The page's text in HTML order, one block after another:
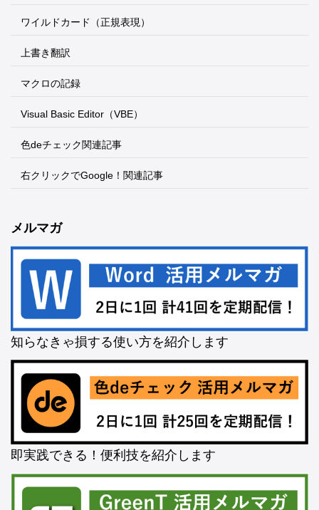
ワイルドカード（正規表現）
上書き翻訳
マクロの記録
Visual Basic Editor（VBE）
色deチェック関連記事
右クリックでGoogle！関連記事
メルマガ
知らなきゃ損する使い方を紹介します
即実践できる！便利技を紹介します